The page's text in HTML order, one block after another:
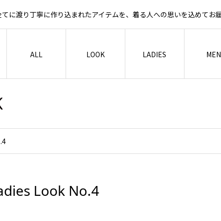
に渡り丁寧に作り込まれたアイテムを、着る人への思いを込めてお
ALL LOOK LADIES MEN
Look No.4